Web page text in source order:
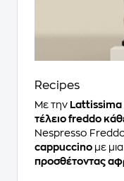
Recipes
Με την Lattissima
τέλειο freddo
Nespresso
cappuccino με
προσθέτοντας